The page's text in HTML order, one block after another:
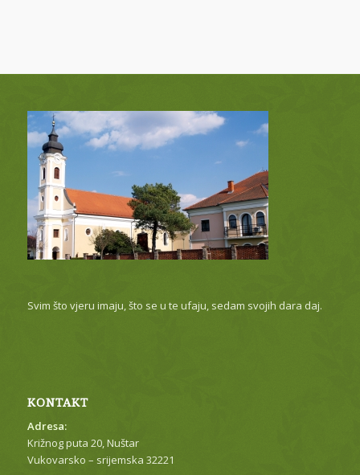
Svim što vjeru imaju, što se u te ufaju, sedam svojih dara daj.
KONTAKT
Adresa:
Križnog puta 20, Nuštar
Vukovarsko – srijemska 32221